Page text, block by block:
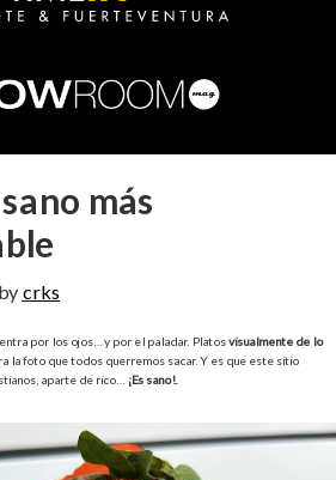
más
by crks
por los ojos… y por el paladar. Platosvisualmente de lo
la foto que todos querremos sacar. Y es que este sitio
aparte de rico…
¡Es sano!.